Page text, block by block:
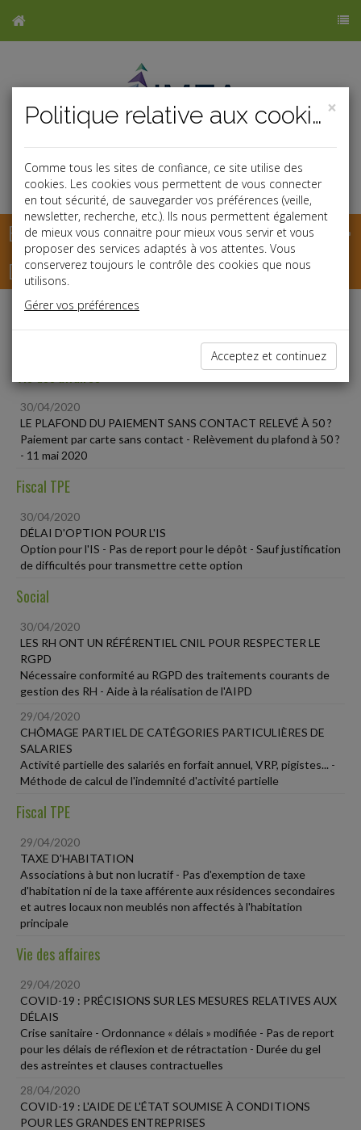
Base documentaire
Dépêches
Liste des dernières dépêches
30/04/2020
LE PLAFOND DU PAIEMENT SANS CONTACT RELEVÉ À 50 ?
Paiement par carte sans contact - Relèvement du plafond à 50 ?
- 11 mai 2020
Fiscal TPE
30/04/2020
DÉLAI D'OPTION POUR L'IS
Option pour l'IS - Pas de report pour le dépôt - Sauf justification
de difficultés pour transmettre cette option
Social
30/04/2020
LES RH ONT UN RÉFÉRENTIEL CNIL POUR RESPECTER LE
RGPD
Nécessaire conformité au RGPD des traitements courants de
gestion des RH - Aide à la réalisation de l'AIPD
29/04/2020
CHÔMAGE PARTIEL DE CATÉGORIES PARTICULIÈRES DE
SALARIES
Activité partielle des salariés en forfait annuel, VRP, pigistes... -
Méthode de calcul de l'indemnité d'activité partielle
Fiscal TPE
29/04/2020
TAXE D'HABITATION
Associations à but non lucratif - Pas d'exemption de taxe
d'habitation ni de la taxe afférente aux résidences secondaires
et autres locaux non meublés non affectés à l'habitation
principale
Vie des affaires
29/04/2020
COVID-19 : PRÉCISIONS SUR LES MESURES RELATIVES AUX
DÉLAIS
Crise sanitaire - Ordonnance « délais » modifiée - Pas de report
pour les délais de réflexion et de rétractation - Durée du gel
des astreintes et clauses contractuelles
28/04/2020
COVID-19 : L'AIDE DE L'ÉTAT SOUMISE À CONDITIONS
POUR LES GRANDES ENTREPRISES
×
Politique relative aux cookies
Comme tous les sites de confiance, ce site utilise des
cookies. Les cookies vous permettent de vous connecter
en tout sécurité, de sauvegarder vos préférences (veille,
newsletter, recherche, etc.). Ils nous permettent également
de mieux vous connaitre pour mieux vous servir et vous
proposer des services adaptés à vos attentes. Vous
conserverez toujours le contrôle des cookies que nous
utilisons.
Gérer vos préférences
Acceptez et continuez